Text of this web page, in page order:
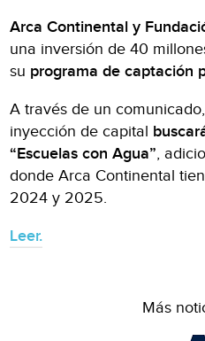
Arca Continental y
una inversión de 40
su programa de captación
A través de un
inyección de capital
“Escuelas con Agua”,
donde Arca Continental
2024 y 2025.
Leer.
Más